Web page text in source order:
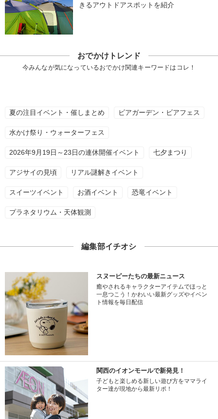
きるアウトドアスポットを紹介
おでかけトレンド
今みんなが気になっているおでかけ関連キーワードはコレ！
夏の注目イベント・催しまとめ ビアガーデン・ビアフェス
水かけ祭り・ウォーターフェス
2026年9月19日～23日の連休開催イベント 七夕まつり
アジサイの見頃 リアル謎解きイベント
スイーツイベント お酒イベント 恐竜イベント
プラネタリウム・天体観測
編集部イチオシ
スヌーピーたちの最新ニュース
癒やされるキャラクターアイテムでほっと
一息つこう！かわいい最新グッズやイベン
ト情報を毎日配信
関西のイオンモールで新発見！
子どもと楽しめる新しい遊び方をママライ
ター達が現地から最新リポ！